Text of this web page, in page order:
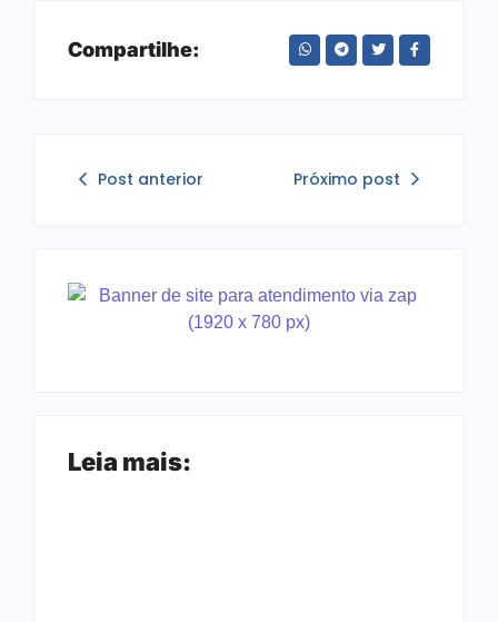
Compartilhe:
Post anterior Próximo post
Leia mais: